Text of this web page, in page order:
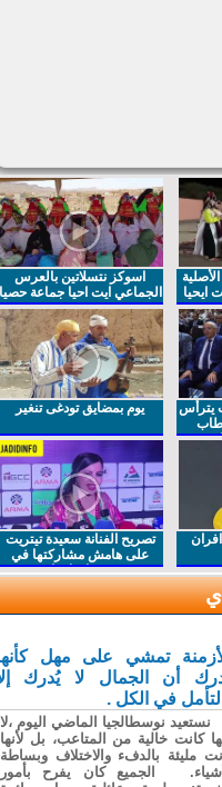
اسوكز نتسلاتين بالعرس
الجماعي ايت احيا جماعة حصيا
يوم بمضايق تودغى تنغير
تصريح الفنانة سعيدة تيتريت
على هامش مشاركتها في
مهرجان افران
تمشي على مهل كأنها
أن الجمال لا يُدرك إلا
في الكل .
نوسطالجيا الماضي اليوم ،لا
كانت خالية من المتاعب، بل لأنها
مليئة بالدفء والاختلاف وبساطة
الجميع كان يفرح بأمور